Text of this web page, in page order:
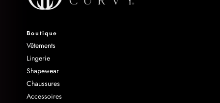
Boutique
Vêtements
Lingerie
Shapewear
Chaussures
Accessoires